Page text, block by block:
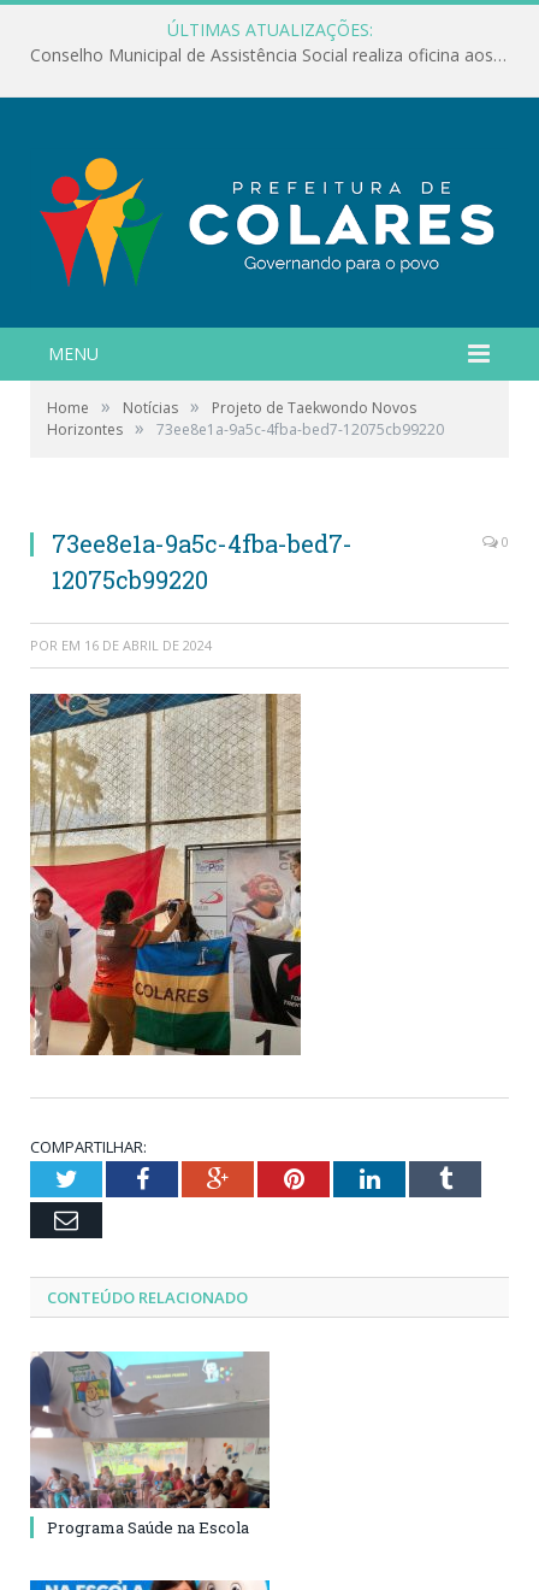
ÚLTIMAS ATUALIZAÇÕES:
Conselho Municipal de Assistência Social realiza oficina aos servidores
MENU
Home » Notícias »
Projeto de Taekwondo Novos
Horizontes » 73ee8e1a-9a5c-4fba-bed7-12075cb99220
73ee8e1a-9a5c-4fba-bed7-
12075cb99220
0
POR EM 16 DE ABRIL DE 2024
COMPARTILHAR:
TwitterFacebookGoogle+PinterestLinkedInTumblr
Email
CONTEÚDO RELACIONADO
Programa Saúde na Escola